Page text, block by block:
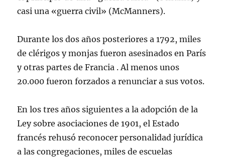
casi una «guerra civil» (McManners).
Durante los dos años posteriores a 1792, miles
de clérigos y monjas fueron asesinados en París
y otras partes de Francia . Al menos unos
20.000 fueron forzados a renunciar a sus votos.
En los tres años siguientes a la adopción de la
Ley sobre asociaciones de 1901, el Estado
francés rehusó reconocer personalidad jurídica
a las congregaciones, miles de escuelas